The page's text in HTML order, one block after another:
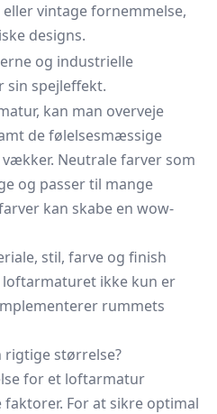
vintage fornemmelse,
designs.
og industrielle
spejleffekt.
kan man overveje
de følelsesmæssige
Neutrale farver som
og passer til mange
kan skabe en wow-
stil, farve og finish
ikke kun er
rummets
størrelse?
for et loftarmatur
For at sikre optimal